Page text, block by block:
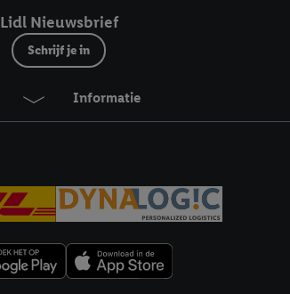
Lidl Nieuwsbrief
Schrijf je in
Informatie